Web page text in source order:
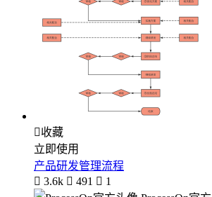
收藏
立即使用
产品研发管理流程
 3.6k  491  1